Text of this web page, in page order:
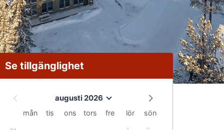
Se tillgänglighet
augusti 2026
mån tis ons tors fre lör sön